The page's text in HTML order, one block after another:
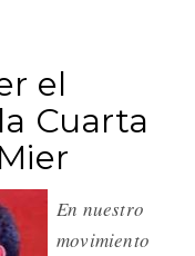
el
Cuarta
En nuestro
movimiento